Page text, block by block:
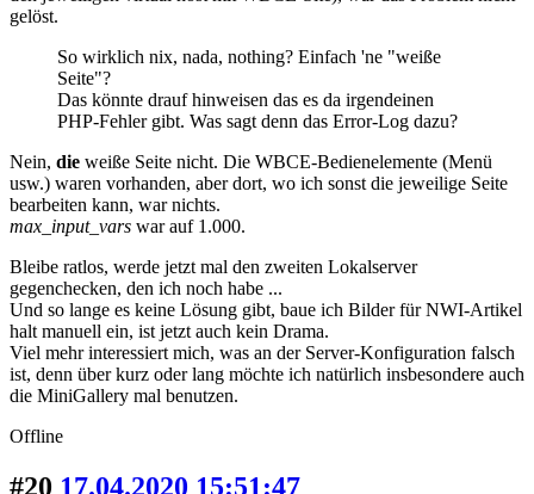
gelöst.
So wirklich nix, nada, nothing? Einfach 'ne "weiße
Seite"?
Das könnte drauf hinweisen das es da irgendeinen
PHP-Fehler gibt. Was sagt denn das Error-Log dazu?
Nein, die weiße Seite nicht. Die WBCE-Bedienelemente (Menü
usw.) waren vorhanden, aber dort, wo ich sonst die jeweilige Seite
bearbeiten kann, war nichts.
max_input_vars war auf 1.000.
Bleibe ratlos, werde jetzt mal den zweiten Lokalserver
gegenchecken, den ich noch habe ...
Und so lange es keine Lösung gibt, baue ich Bilder für NWI-Artikel
halt manuell ein, ist jetzt auch kein Drama.
Viel mehr interessiert mich, was an der Server-Konfiguration falsch
ist, denn über kurz oder lang möchte ich natürlich insbesondere auch
die MiniGallery mal benutzen.
Offline
#20 17.04.2020 15:51:47